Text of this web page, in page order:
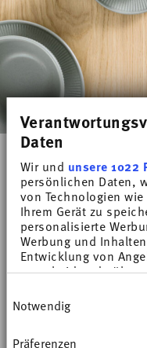
Daten
Wir und unsere 1022
persönlichen Daten,
von Technologien
Ihrem Gerät zu
personalisierte
Werbung und
Entwicklung von
entscheiden darüber,
Cookie-Erklärung
Trigger Symbol
Notwendig
Präferenzen
Du hast Dir 9
Thomas Clay
Steinzeug-